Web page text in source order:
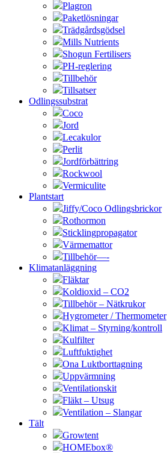
Plagron
Paketlösningar
Trädgårdsgödsel
Mills Nutrients
Shogun Fertilisers
PH-reglering
Tillbehör
Tillsatser
Odlingssubstrat
Coco
Jord
Lecakulor
Perlit
Jordförbättring
Rockwool
Vermiculite
Plantstart
Jiffy/Coco Odlingsbrickor
Rothormon
Sticklingpropagator
Värmemattor
Tillbehör—-
Klimatanläggning
Fläktar
Koldioxid – CO2
Tillbehör – Nätkrukor
Hygrometer / Thermometer
Klimat – Styrning/kontroll
Kulfilter
Luftfuktighet
Ona Luktborttagning
Uppvärmning
Ventilationskit
Fläkt – Utsug
Ventilation – Slangar
Tält
Growtent
HOMEbox®